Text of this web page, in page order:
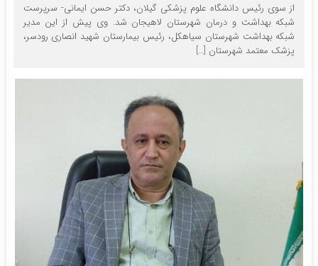
از سوی رئیس دانشگاه علوم پزشکی گیلان، دکتر حسن ایمانی- سرپرست
شبکه بهداشت و درمان شهرستان لاهیجان شد. وی پیش از این مدیر
شبکه بهداشت شهرستان سیاهکل، رئیس بیمارستان شهید انصاری رودسر،
پزشک معتمد شهرستان […]